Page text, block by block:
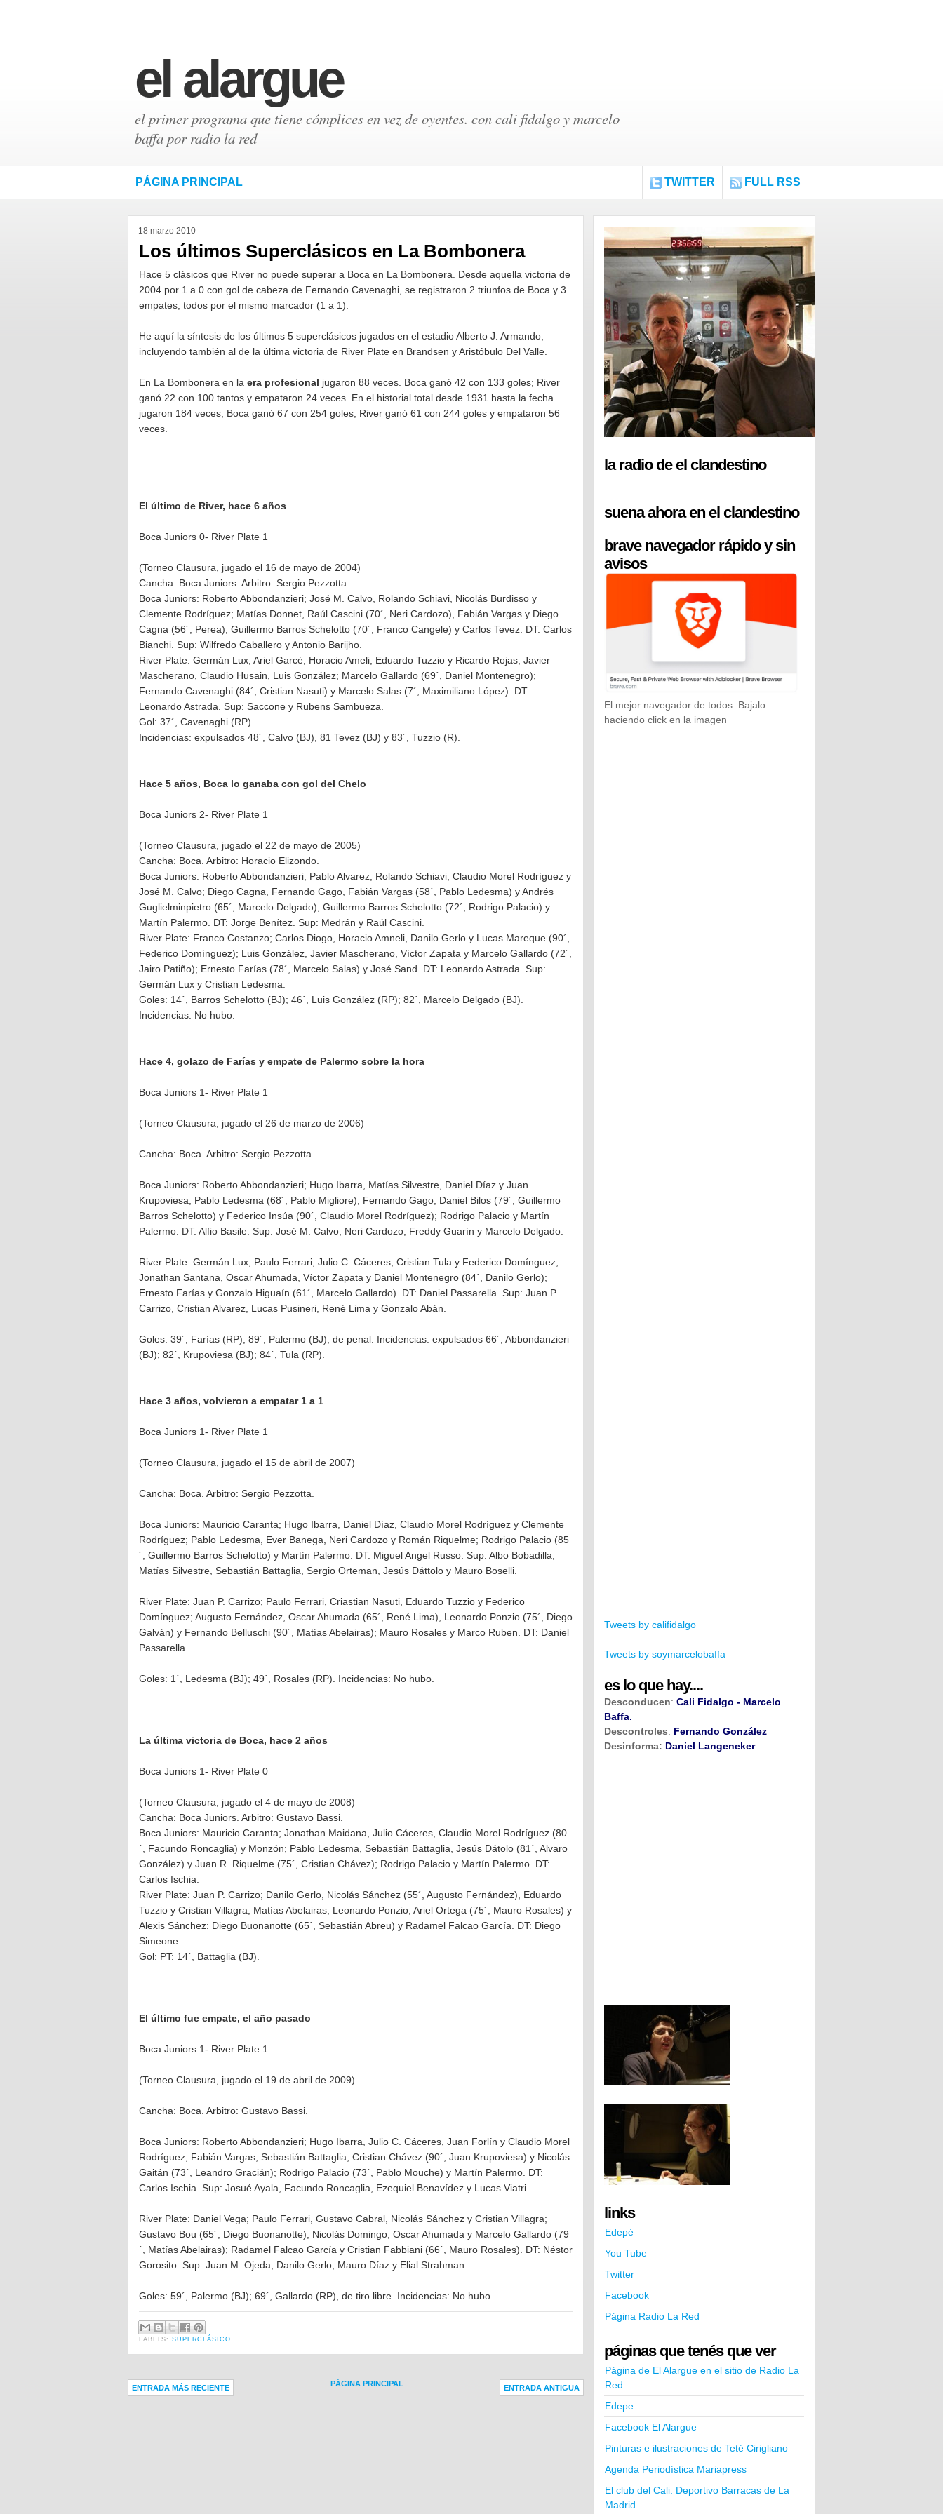
el alargue
el primer programa que tiene cómplices en vez de oyentes. con cali fidalgo y marcelo
baffa por radio la red
PÁGINA PRINCIPAL TWITTER FULL RSS
18 marzo 2010
Los últimos Superclásicos en La Bombonera
Hace 5 clásicos que River no puede superar a Boca en La Bombonera. Desde aquella victoria de
2004 por 1 a 0 con gol de cabeza de Fernando Cavenaghi, se registraron 2 triunfos de Boca y 3
empates, todos por el mismo marcador (1 a 1).
He aquí la síntesis de los últimos 5 superclásicos jugados en el estadio Alberto J. Armando,
incluyendo también al de la última victoria de River Plate en Brandsen y Aristóbulo Del Valle.
En La Bombonera en la era profesional jugaron 88 veces. Boca ganó 42 con 133 goles; River
ganó 22 con 100 tantos y empataron 24 veces. En el historial total desde 1931 hasta la fecha
jugaron 184 veces; Boca ganó 67 con 254 goles; River ganó 61 con 244 goles y empataron 56
veces.
El último de River, hace 6 años
Boca Juniors 0- River Plate 1
(Torneo Clausura, jugado el 16 de mayo de 2004)
Cancha: Boca Juniors. Arbitro: Sergio Pezzotta.
Boca Juniors: Roberto Abbondanzieri; José M. Calvo, Rolando Schiavi, Nicolás Burdisso y
Clemente Rodríguez; Matías Donnet, Raúl Cascini (70´, Neri Cardozo), Fabián Vargas y Diego
Cagna (56´, Perea); Guillermo Barros Schelotto (70´, Franco Cangele) y Carlos Tevez. DT: Carlos
Bianchi. Sup: Wilfredo Caballero y Antonio Barijho.
River Plate: Germán Lux; Ariel Garcé, Horacio Ameli, Eduardo Tuzzio y Ricardo Rojas; Javier
Mascherano, Claudio Husain, Luis González; Marcelo Gallardo (69´, Daniel Montenegro);
Fernando Cavenaghi (84´, Cristian Nasuti) y Marcelo Salas (7´, Maximiliano López). DT:
Leonardo Astrada. Sup: Saccone y Rubens Sambueza.
Gol: 37´, Cavenaghi (RP).
Incidencias: expulsados 48´, Calvo (BJ), 81 Tevez (BJ) y 83´, Tuzzio (R).
Hace 5 años, Boca lo ganaba con gol del Chelo
Boca Juniors 2- River Plate 1
(Torneo Clausura, jugado el 22 de mayo de 2005)
Cancha: Boca. Arbitro: Horacio Elizondo.
Boca Juniors: Roberto Abbondanzieri; Pablo Alvarez, Rolando Schiavi, Claudio Morel Rodríguez y
José M. Calvo; Diego Cagna, Fernando Gago, Fabián Vargas (58´, Pablo Ledesma) y Andrés
Guglielminpietro (65´, Marcelo Delgado); Guillermo Barros Schelotto (72´, Rodrigo Palacio) y
Martín Palermo. DT: Jorge Benítez. Sup: Medrán y Raúl Cascini.
River Plate: Franco Costanzo; Carlos Diogo, Horacio Amneli, Danilo Gerlo y Lucas Mareque (90´,
Federico Domínguez); Luis González, Javier Mascherano, Víctor Zapata y Marcelo Gallardo (72´,
Jairo Patiño); Ernesto Farías (78´, Marcelo Salas) y José Sand. DT: Leonardo Astrada. Sup:
Germán Lux y Cristian Ledesma.
Goles: 14´, Barros Schelotto (BJ); 46´, Luis González (RP); 82´, Marcelo Delgado (BJ).
Incidencias: No hubo.
Hace 4, golazo de Farías y empate de Palermo sobre la hora
Boca Juniors 1- River Plate 1
(Torneo Clausura, jugado el 26 de marzo de 2006)
Cancha: Boca. Arbitro: Sergio Pezzotta.
Boca Juniors: Roberto Abbondanzieri; Hugo Ibarra, Matías Silvestre, Daniel Díaz y Juan
Krupoviesa; Pablo Ledesma (68´, Pablo Migliore), Fernando Gago, Daniel Bilos (79´, Guillermo
Barros Schelotto) y Federico Insúa (90´, Claudio Morel Rodríguez); Rodrigo Palacio y Martín
Palermo. DT: Alfio Basile. Sup: José M. Calvo, Neri Cardozo, Freddy Guarín y Marcelo Delgado.
River Plate: Germán Lux; Paulo Ferrari, Julio C. Cáceres, Cristian Tula y Federico Domínguez;
Jonathan Santana, Oscar Ahumada, Víctor Zapata y Daniel Montenegro (84´, Danilo Gerlo);
Ernesto Farías y Gonzalo Higuaín (61´, Marcelo Gallardo). DT: Daniel Passarella. Sup: Juan P.
Carrizo, Cristian Alvarez, Lucas Pusineri, René Lima y Gonzalo Abán.
Goles: 39´, Farías (RP); 89´, Palermo (BJ), de penal. Incidencias: expulsados 66´, Abbondanzieri
(BJ); 82´, Krupoviesa (BJ); 84´, Tula (RP).
Hace 3 años, volvieron a empatar 1 a 1
Boca Juniors 1- River Plate 1
(Torneo Clausura, jugado el 15 de abril de 2007)
Cancha: Boca. Arbitro: Sergio Pezzotta.
Boca Juniors: Mauricio Caranta; Hugo Ibarra, Daniel Díaz, Claudio Morel Rodríguez y Clemente
Rodríguez; Pablo Ledesma, Ever Banega, Neri Cardozo y Román Riquelme; Rodrigo Palacio (85
´, Guillermo Barros Schelotto) y Martín Palermo. DT: Miguel Angel Russo. Sup: Albo Bobadilla,
Matías Silvestre, Sebastián Battaglia, Sergio Orteman, Jesús Dáttolo y Mauro Boselli.
River Plate: Juan P. Carrizo; Paulo Ferrari, Criastian Nasuti, Eduardo Tuzzio y Federico
Domínguez; Augusto Fernández, Oscar Ahumada (65´, René Lima), Leonardo Ponzio (75´, Diego
Galván) y Fernando Belluschi (90´, Matías Abelairas); Mauro Rosales y Marco Ruben. DT: Daniel
Passarella.
Goles: 1´, Ledesma (BJ); 49´, Rosales (RP). Incidencias: No hubo.
La última victoria de Boca, hace 2 años
Boca Juniors 1- River Plate 0
(Torneo Clausura, jugado el 4 de mayo de 2008)
Cancha: Boca Juniors. Arbitro: Gustavo Bassi.
Boca Juniors: Mauricio Caranta; Jonathan Maidana, Julio Cáceres, Claudio Morel Rodríguez (80
´, Facundo Roncaglia) y Monzón; Pablo Ledesma, Sebastián Battaglia, Jesús Dátolo (81´, Alvaro
González) y Juan R. Riquelme (75´, Cristian Chávez); Rodrigo Palacio y Martín Palermo. DT:
Carlos Ischia.
River Plate: Juan P. Carrizo; Danilo Gerlo, Nicolás Sánchez (55´, Augusto Fernández), Eduardo
Tuzzio y Cristian Villagra; Matías Abelairas, Leonardo Ponzio, Ariel Ortega (75´, Mauro Rosales) y
Alexis Sánchez: Diego Buonanotte (65´, Sebastián Abreu) y Radamel Falcao García. DT: Diego
Simeone.
Gol: PT: 14´, Battaglia (BJ).
El último fue empate, el año pasado
Boca Juniors 1- River Plate 1
(Torneo Clausura, jugado el 19 de abril de 2009)
Cancha: Boca. Arbitro: Gustavo Bassi.
Boca Juniors: Roberto Abbondanzieri; Hugo Ibarra, Julio C. Cáceres, Juan Forlín y Claudio Morel
Rodríguez; Fabián Vargas, Sebastián Battaglia, Cristian Chávez (90´, Juan Krupoviesa) y Nicolás
Gaitán (73´, Leandro Gracián); Rodrigo Palacio (73´, Pablo Mouche) y Martín Palermo. DT:
Carlos Ischia. Sup: Josué Ayala, Facundo Roncaglia, Ezequiel Benavídez y Lucas Viatri.
River Plate: Daniel Vega; Paulo Ferrari, Gustavo Cabral, Nicolás Sánchez y Cristian Villagra;
Gustavo Bou (65´, Diego Buonanotte), Nicolás Domingo, Oscar Ahumada y Marcelo Gallardo (79
´, Matías Abelairas); Radamel Falcao García y Cristian Fabbiani (66´, Mauro Rosales). DT: Néstor
Gorosito. Sup: Juan M. Ojeda, Danilo Gerlo, Mauro Díaz y Elial Strahman.
Goles: 59´, Palermo (BJ); 69´, Gallardo (RP), de tiro libre. Incidencias: No hubo.
LABELS:SUPERCLÁSICO
ENTRADA MÁS RECIENTE ENTRADA ANTIGUA
PÁGINA PRINCIPAL
la radio de el clandestino
suena ahora en el clandestino
brave navegador rápido y sin
avisos
El mejor navegador de todos. Bajalo
haciendo click en la imagen
Tweets by califidalgo
Tweets by soymarcelobaffa
es lo que hay....
Desconducen: Cali Fidalgo - Marcelo
Baffa.
Descontroles: Fernando González
Desinforma: Daniel Langeneker
links
Edepé
You Tube
Twitter
Facebook
Página Radio La Red
páginas que tenés que ver
Página de El Alargue en el sitio de Radio La
Red
Edepe
Facebook El Alargue
Pinturas e ilustraciones de Teté Cirigliano
Agenda Periodística Mariapress
El club del Cali: Deportivo Barracas de La
Madrid